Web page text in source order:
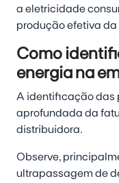
a eletricidade
produção efetiva
Como
energia na
A identificação das
aprofundada da
distribuidora.
Observe,
ultrapassagem de